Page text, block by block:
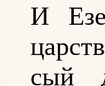
И
сый